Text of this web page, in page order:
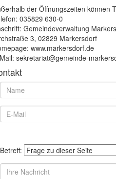
der Öffnungszeiten können
035829 630-0
Gemeindeverwaltung
3, 02829 Markersdorf
www.markersdorf.de
sekretariat@gemeinde-
Betreff: